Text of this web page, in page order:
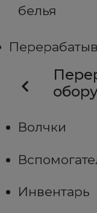
белья
Волчки
Инвентарь